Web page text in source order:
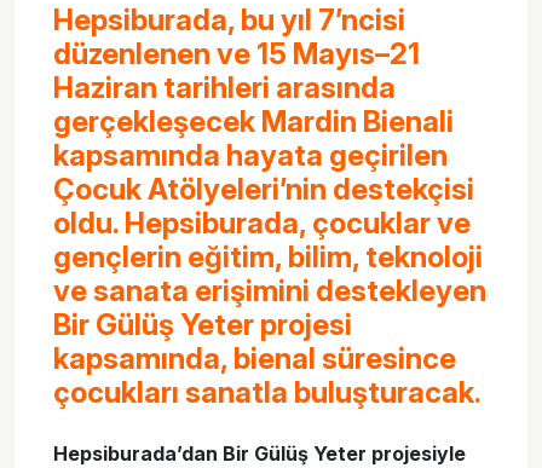
Hepsiburada, bu yıl 7’ncisi
düzenlenen ve 15 Mayıs–21
Haziran tarihleri arasında
gerçekleşecek Mardin Bienali
kapsamında hayata geçirilen
Çocuk Atölyeleri’nin destekçisi
oldu. Hepsiburada, çocuklar ve
gençlerin eğitim, bilim, teknoloji
ve sanata erişimini destekleyen
Bir Gülüş Yeter projesi
kapsamında, bienal süresince
çocukları sanatla buluşturacak.
Hepsiburada’dan Bir Gülüş Yeter projesiyle